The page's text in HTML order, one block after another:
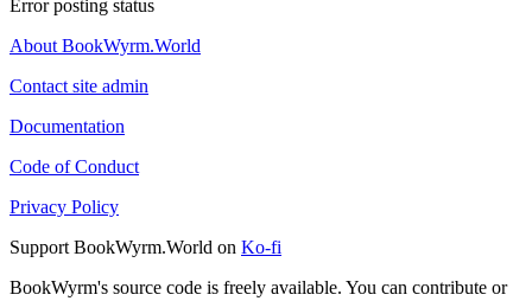
Error posting status
About BookWyrm.World
Contact site admin
Documentation
Code of Conduct
Privacy Policy
Support BookWyrm.World on Ko-fi
BookWyrm's source code is freely available. You can contribute or